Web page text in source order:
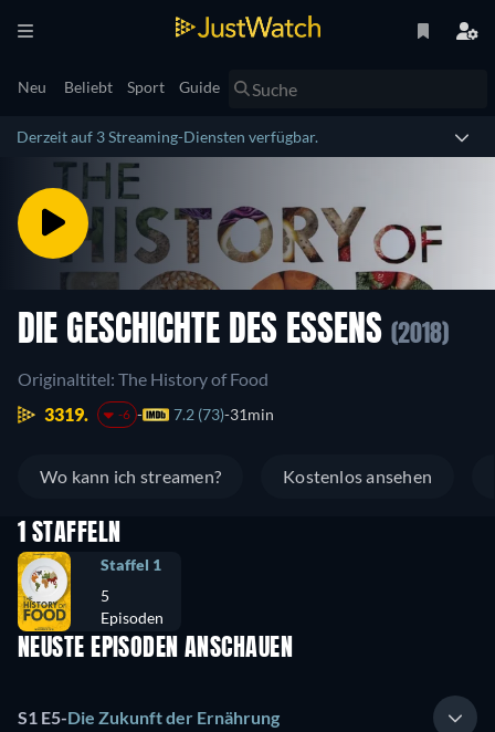
Neu Beliebt Sport Guide
Derzeit auf 3 Streaming-Diensten verfügbar.
DIE GESCHICHTE DES ESSENS (2018)
Originaltitel: The History of Food
3319.
-6 7.2 (73) 31min
Wo kann ich streamen? Kostenlos ansehen
1 STAFFELN
Staffel 1
5
Episoden
NEUSTE EPISODEN ANSCHAUEN
S1 E5-Die Zukunft der Ernährung